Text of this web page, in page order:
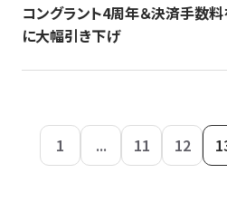
コングラント4周年＆決済手数
に大幅引き下げ
1 ... 11 12